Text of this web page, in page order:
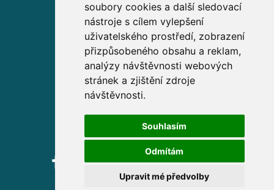
soubory cookies a další sledovací
nástroje s cílem vylepšení
uživatelského prostředí, zobrazení
přizpůsobeného obsahu a reklam,
analýzy návštěvnosti webových
stránek a zjištění zdroje
návštěvnosti.
Souhlasím
Odmítám
Upravit mé předvolby
Sídlo společnosti
Partners Financial Services, a.s.
Prague Gate, 4. patro,
Türkova 2319/5b, 149 00
Praha 4 – Chodov